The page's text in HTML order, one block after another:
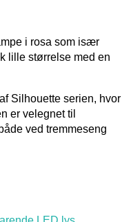
i rosa som især
lille størrelse med en
Silhouette serien, hvor
er velegnet til
ved tremmeseng